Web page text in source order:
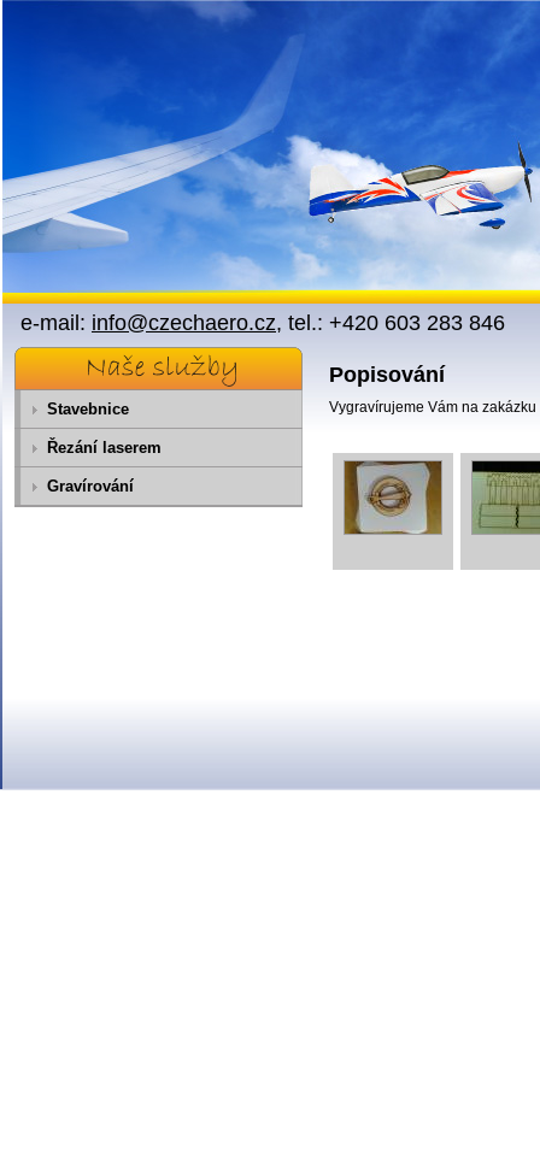
e-mail: info@czechaero.cz, tel.: +420 603 283 846
Stavebnice
Řezání laserem
Gravírování
Popisování
Vygravírujeme Vám na